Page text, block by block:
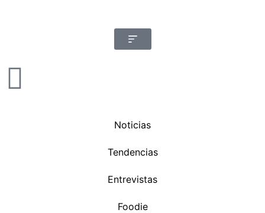
Noticias
Tendencias
Entrevistas
Foodie